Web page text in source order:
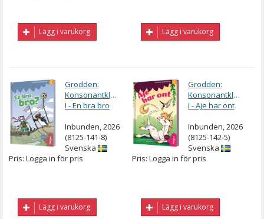
Lägg i varukorg Lägg i varukorg
Grodden:
Konsonantkluster
I - En bra bro
Inbunden, 2026
(8125-141-8)
Svenska
Pris: Logga in för pris
Lägg i varukorg
Grodden:
Konsonantkluster
I - Aje har ont
Inbunden, 2026
(8125-142-5)
Svenska
Pris: Logga in för pris
Lägg i varukorg